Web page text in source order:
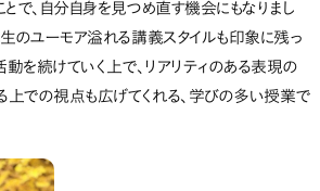
で、自分自身を見つめ直す機会にもなりまし
のユーモア溢れる講義スタイルも印象に残っ
動を続けていく上で、リアリティのある表現の
上での視点も広げてくれる、学びの多い授業で